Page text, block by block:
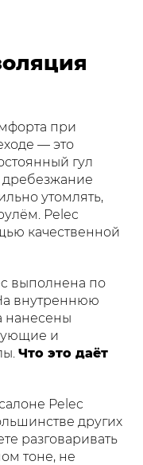
при
— это
гул
дребезжание
утомлять,
Pelec
качественной
выполнена по
внутреннюю
нанесены
и
Что это даёт
Pelec
других
разговаривать
тоне, не